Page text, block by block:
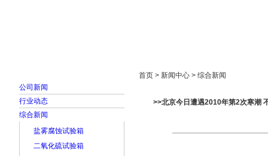
公司新闻
行业动态
综合新闻
盐雾腐蚀试验箱
二氧化硫试验箱
首页 > 新闻中心 > 综合新闻
>>北京今日遭遇2010年第2次寒潮